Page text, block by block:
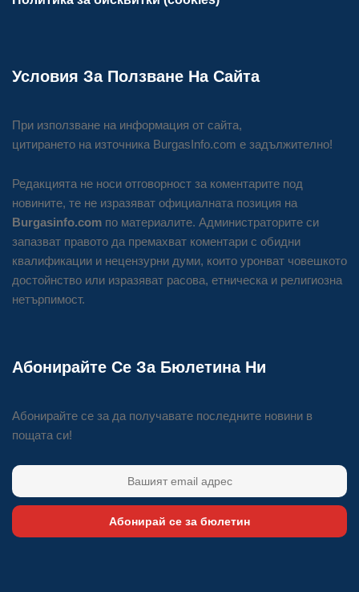
Условия За Ползване На Сайта
При използване на информация от сайта,
цитирането на източника BurgasInfo.com е задължително!
Редакцията не носи отговорност за коментарите под
новините, те не изразяват официалната позиция на
Burgasinfo.com по материалите. Администраторите си
запазват правото да премахват коментари с обидни
квалификации и нецензурни думи, които уронват човешкото
достойнство или изразяват расова, етническа и религиозна
нетърпимост.
Абонирайте Се За Бюлетина Ни
Абонирайте се за да получавате последните новини в
пощата си!
Абонирай се за бюлетин